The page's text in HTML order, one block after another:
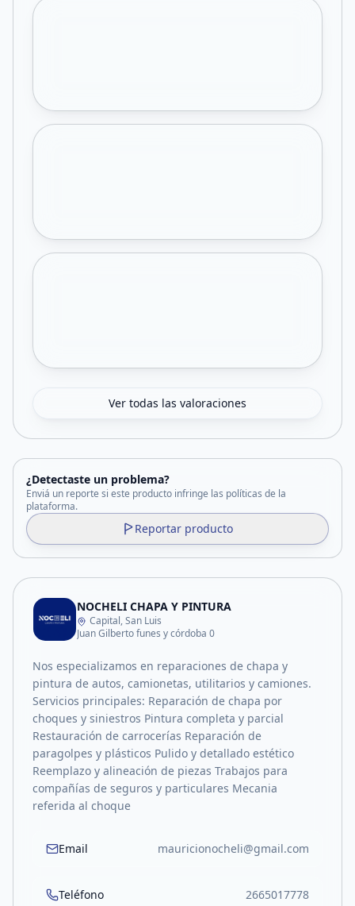
Ver todas las valoraciones
¿Detectaste un problema?
Enviá un reporte si este producto infringe las políticas de la
plataforma.
Reportar producto
NOCHELI CHAPA Y PINTURA
Capital, San Luis
Juan Gilberto funes y córdoba 0
Nos especializamos en reparaciones de chapa y
pintura de autos, camionetas, utilitarios y camiones.
Servicios principales: Reparación de chapa por
choques y siniestros Pintura completa y parcial
Restauración de carrocerías Reparación de
paragolpes y plásticos Pulido y detallado estético
Reemplazo y alineación de piezas Trabajos para
compañías de seguros y particulares Mecania
referida al choque
Email mauricionocheli@gmail.com
Teléfono 2665017778